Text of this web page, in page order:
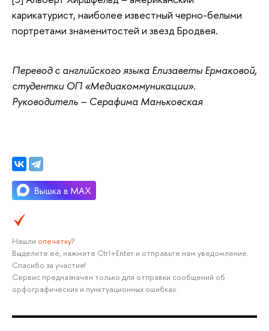
карикатурист, наиболее известный черно-белыми
портретами знаменитостей и звезд Бродвея.
Перевод с английского языка Елизаветы Ермаковой,
студентки ОП «Медиакоммуникации».
Руководитель – Серафима Маньковская
Нашли опечатку?
Выделите её, нажмите Ctrl+Enter и отправьте нам уведомление.
Спасибо за участие!
Сервис предназначен только для отправки сообщений об
орфографических и пунктуационных ошибках.